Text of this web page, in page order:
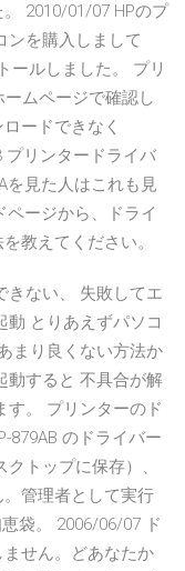
2010/01/07 HPのプ
ンを購入しまして
ールしました。 プリ
ムページで確認し
ードできなく
プリンタードライバ
を見た人はこれも見
ページから、ドライ
教えてください。
きない、 失敗してエ
動 とりあえずパソコ
まり良くない方法か
動すると 不具合が解
す。 プリンターのド
879AB のドライバー
トップに保存）、
管理者として実行
袋。 2006/06/07 ド
せん。どあなたか